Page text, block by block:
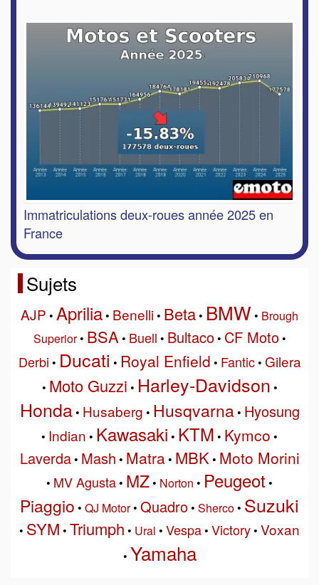
Immatriculations deux-roues année 2025 en
France
Sujets
AJP • Aprilia• Benelli• Beta• BMW • Brough
Superior• BSA• Buell • Bultaco• CF Moto•
Derbi • Ducati • Royal Enfield • Fantic• Gilera
• Moto Guzzi • Harley-Davidson •
Honda• Husaberg • Husqvarna• Hyosung
• Indian • Kawasaki • KTM • Kymco •
Laverda• Mash • Matra• MBK• Moto Morini
• MV Agusta• MZ• Norton • Peugeot •
Piaggio • QJ Motor• Quadro• Sherco• Suzuki
• SYM • Triumph • Ural • Vespa• Victory• Voxan
• Yamaha